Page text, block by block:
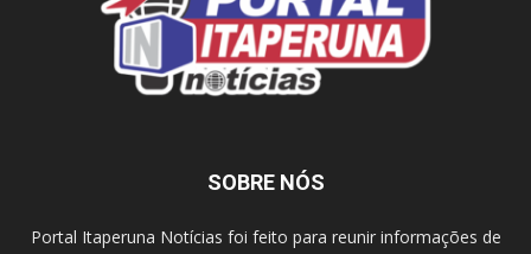
SOBRE NÓS
Portal Itaperuna Notícias foi feito para reunir informações de